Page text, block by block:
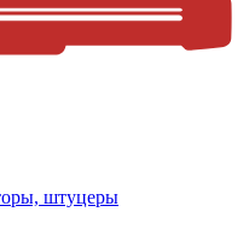
штуцеры